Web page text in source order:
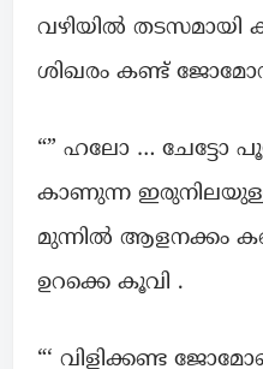
വഴിയിൽ തടസമായി
ശിഖരം കണ്ട്
“” ഹലോ … ചേട്ടോ
കാണുന്ന ഇരുനിലയുള്ള
മുന്നിൽ ആളനക്കം
ഉറക്കെ കൂവി .
“‘ വിളിക്കണ്ട